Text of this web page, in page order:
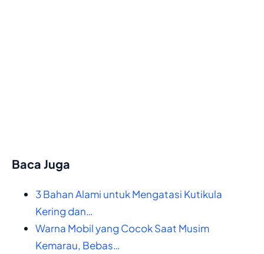
Baca Juga
3 Bahan Alami untuk Mengatasi Kutikula
Kering dan…
Warna Mobil yang Cocok Saat Musim
Kemarau, Bebas…